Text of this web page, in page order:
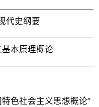
代史纲要
本原理概论
色社会主义思想概论”